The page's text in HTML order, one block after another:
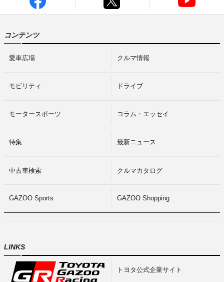
コンテンツ
愛車広場 クルマ情報
モビリティ ドライブ
モータースポーツ コラム・エッセイ
特集 最新ニュース
中古車検索 クルマカタログ
GAZOO Sports GAZOO Shopping
LINKS
トヨタ公式企業サイト